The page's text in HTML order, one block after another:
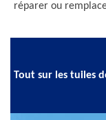
réparer ou
Tout sur les tuiles